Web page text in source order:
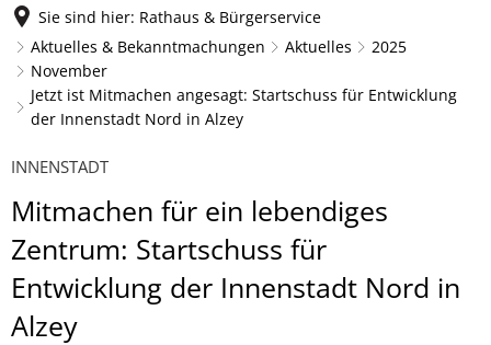
Sie sind hier: Rathaus & Bürgerservice
Aktuelles & Bekanntmachungen
Aktuelles
2025
November
Jetzt ist Mitmachen angesagt: Startschuss für Entwicklung
der Innenstadt Nord in Alzey
INNENSTADT
Mitmachen für ein lebendiges
Zentrum: Startschuss für
Entwicklung der Innenstadt Nord in
Alzey